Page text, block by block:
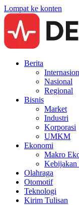
Lompat ke konten
Berita
Nasional
Regional
Bisnis
Market
Industri
Korporasi
UMKM
Ekonomi
Makro
Kebijakan
Olahraga
Otomotif
Teknologi
Kirim Tulisan